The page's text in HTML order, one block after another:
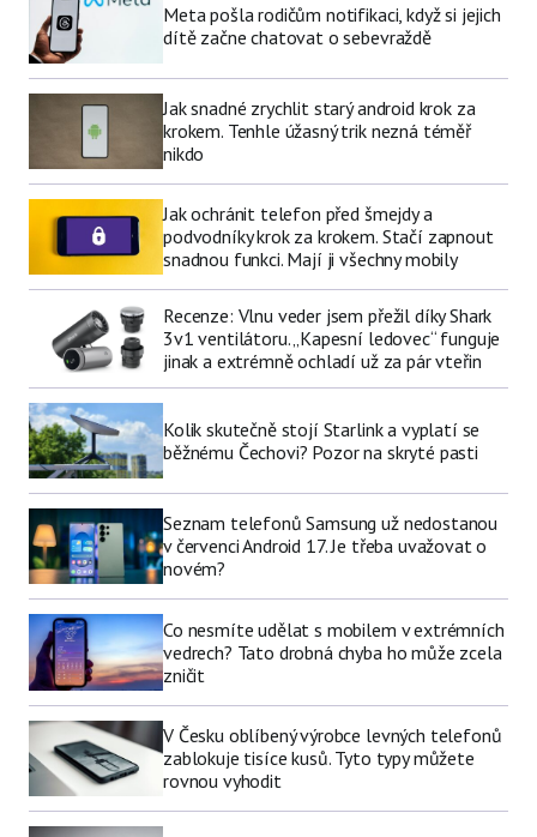
Meta pošla rodičům notifikaci, když si jejich
dítě začne chatovat o sebevraždě
Jak snadné zrychlit starý android krok za
krokem. Tenhle úžasný trik nezná téměř
nikdo
Jak ochránit telefon před šmejdy a
podvodníky krok za krokem. Stačí zapnout
snadnou funkci. Mají ji všechny mobily
Recenze: Vlnu veder jsem přežil díky Shark
3v1 ventilátoru. „Kapesní ledovec“ funguje
jinak a extrémně ochladí už za pár vteřin
Kolik skutečně stojí Starlink a vyplatí se
běžnému Čechovi? Pozor na skryté pasti
Seznam telefonů Samsung už nedostanou
v červenci Android 17. Je třeba uvažovat o
novém?
Co nesmíte udělat s mobilem v extrémních
vedrech? Tato drobná chyba ho může zcela
zničit
V Česku oblíbený výrobce levných telefonů
zablokuje tisíce kusů. Tyto typy můžete
rovnou vyhodit